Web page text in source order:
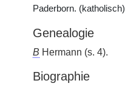
Paderborn. (katholisch)
Genealogie
B Hermann (s. 4).
Biographie